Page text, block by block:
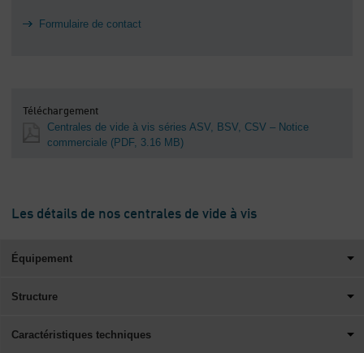
Formulaire de contact
Téléchargement
Centrales de vide à vis séries ASV, BSV, CSV – Notice
commerciale (PDF, 3.16 MB)
Les détails de nos centrales de vide à vis
Équipement
Structure
Caractéristiques techniques